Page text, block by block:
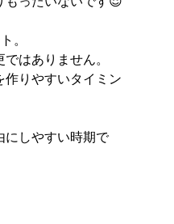
。
はありません。
りやすいタイミン
にしやすい時期で